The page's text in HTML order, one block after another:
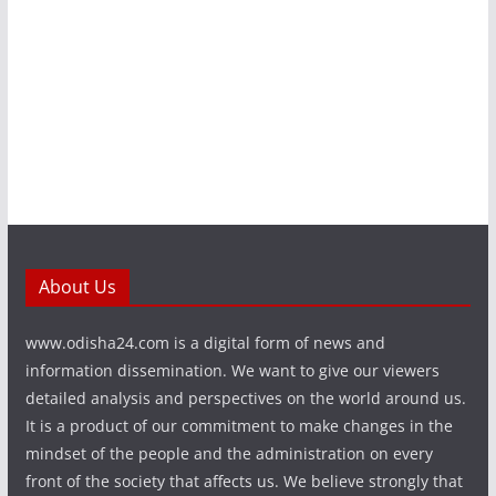
About Us
www.odisha24.com is a digital form of news and
information dissemination. We want to give our viewers
detailed analysis and perspectives on the world around us.
It is a product of our commitment to make changes in the
mindset of the people and the administration on every
front of the society that affects us. We believe strongly that